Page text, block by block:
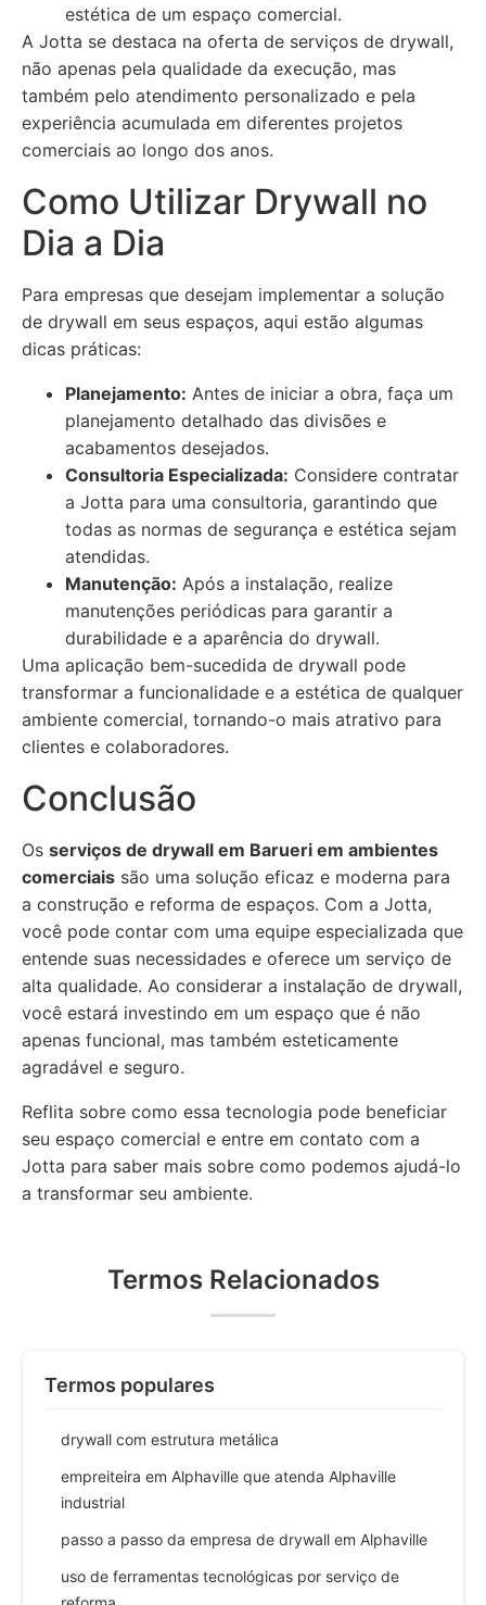
estética de um espaço comercial.
A Jotta se destaca na oferta de serviços de drywall,
não apenas pela qualidade da execução, mas
também pelo atendimento personalizado e pela
experiência acumulada em diferentes projetos
comerciais ao longo dos anos.
Como Utilizar Drywall no
Dia a Dia
Para empresas que desejam implementar a solução
de drywall em seus espaços, aqui estão algumas
dicas práticas:
Planejamento: Antes de iniciar a obra, faça um
planejamento detalhado das divisões e
acabamentos desejados.
Consultoria Especializada: Considere contratar
a Jotta para uma consultoria, garantindo que
todas as normas de segurança e estética sejam
atendidas.
Manutenção: Após a instalação, realize
manutenções periódicas para garantir a
durabilidade e a aparência do drywall.
Uma aplicação bem-sucedida de drywall pode
transformar a funcionalidade e a estética de qualquer
ambiente comercial, tornando-o mais atrativo para
clientes e colaboradores.
Conclusão
Os serviços de drywall em Barueri em ambientes
comerciais são uma solução eficaz e moderna para
a construção e reforma de espaços. Com a Jotta,
você pode contar com uma equipe especializada que
entende suas necessidades e oferece um serviço de
alta qualidade. Ao considerar a instalação de drywall,
você estará investindo em um espaço que é não
apenas funcional, mas também esteticamente
agradável e seguro.
Reflita sobre como essa tecnologia pode beneficiar
seu espaço comercial e entre em contato com a
Jotta para saber mais sobre como podemos ajudá-lo
a transformar seu ambiente.
Termos Relacionados
Termos populares
drywall com estrutura metálica
empreiteira em Alphaville que atenda Alphaville
industrial
passo a passo da empresa de drywall em Alphaville
uso de ferramentas tecnológicas por serviço de